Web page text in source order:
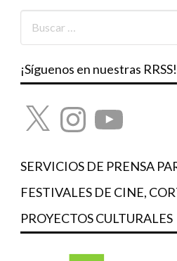
¡Síguenos en nuestras RRSS!
X InstagramYouTube
SERVICIOS DE PRENSA
FESTIVALES DE CINE,
PROYECTOS CULTURALES